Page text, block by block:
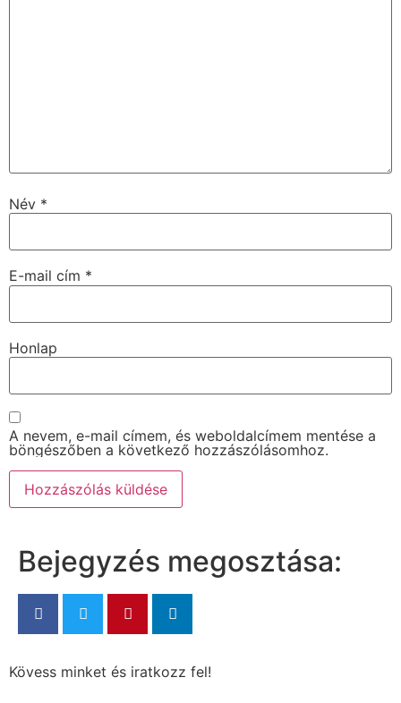
Név *
E-mail cím *
Honlap
A nevem, e-mail címem, és weboldalcímem mentése a
böngészőben a következő hozzászólásomhoz.
Bejegyzés megosztása:
Kövess minket és iratkozz fel!